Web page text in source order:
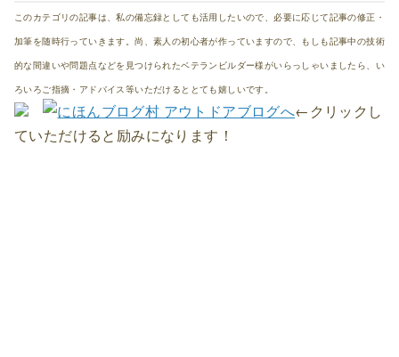
このカテゴリの記事は、私の備忘録としても活用したいので、必要に応じて記事の修正・
加筆を随時行っていきます。尚、素人の初心者が作っていますので、もしも記事中の技術
的な間違いや問題点などを見つけられたベテランビルダー様がいらっしゃいましたら、い
ろいろご指摘・アドバイス等いただけるととても嬉しいです。
←クリックし
ていただけると励みになります！